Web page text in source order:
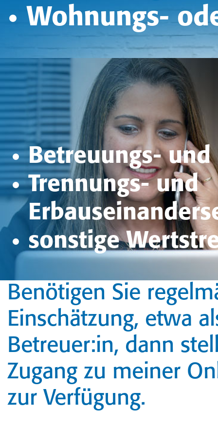
Wohnungs-
Betreuungs-
Trennungs- und
sonstige
Benötigen Sie
Einschätzung, etwa
Betreuer:in, dann
Zugang zu meiner
zur Verfügung.